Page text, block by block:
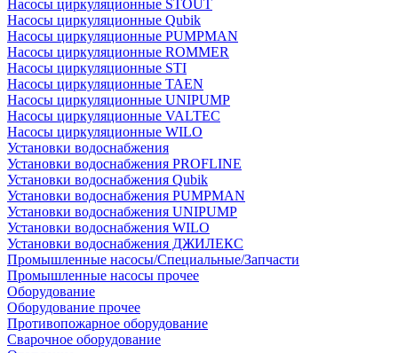
Насосы циркуляционные STOUT
Насосы циркуляционные Qubik
Насосы циркуляционные PUMPMAN
Насосы циркуляционные ROMMER
Насосы циркуляционные STI
Насосы циркуляционные TAEN
Насосы циркуляционные UNIPUMP
Насосы циркуляционные VALTEC
Насосы циркуляционные WILO
Установки водоснабжения
Установки водоснабжения PROFLINE
Установки водоснабжения Qubik
Установки водоснабжения PUMPMAN
Установки водоснабжения UNIPUMP
Установки водоснабжения WILO
Установки водоснабжения ДЖИЛЕКС
Промышленные насосы/Специальные/Запчасти
Промышленные насосы прочее
Оборудование
Оборудование прочее
Противопожарное оборудование
Сварочное оборудование